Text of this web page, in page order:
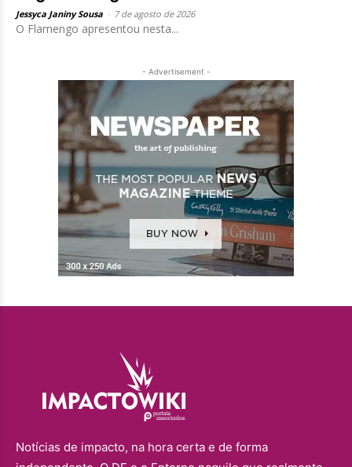
Jessyca Janiny Sousa 7 de agosto de 2026
O Flamengo apresentou nesta...
- Advertisement -
Notícias de impacto, na hora certa e de forma